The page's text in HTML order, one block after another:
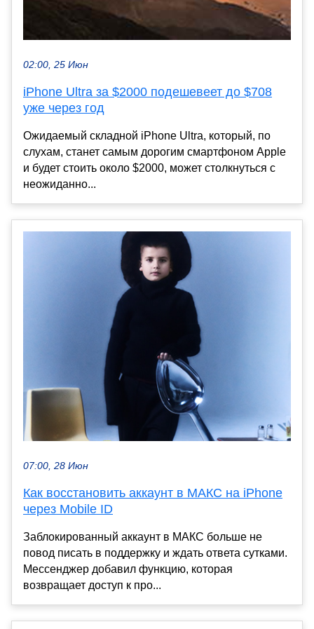
02:00, 25 Июн
iPhone Ultra за $2000 подешевеет до $708
уже через год
Ожидаемый складной iPhone Ultra, который, по
слухам, станет самым дорогим смартфоном Apple
и будет стоить около $2000, может столкнуться с
неожиданно...
07:00, 28 Июн
Как восстановить аккаунт в МАКС на iPhone
через Mobile ID
Заблокированный аккаунт в МАКС больше не
повод писать в поддержку и ждать ответа сутками.
Мессенджер добавил функцию, которая
возвращает доступ к про...